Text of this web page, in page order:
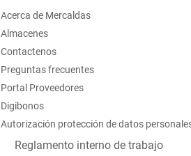
Acerca de Mercaldas
Almacenes
Contactenos
Preguntas frecuentes
Portal Proveedores
Digibonos
Autorización protección de datos
Reglamento interno de trabajo